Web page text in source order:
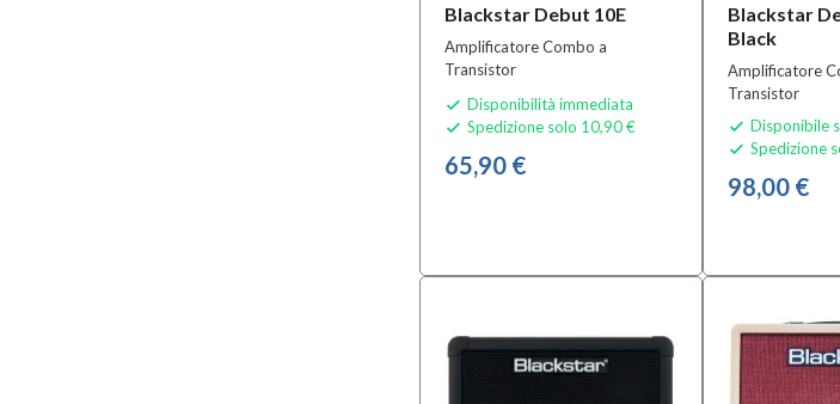
Blackstar Debut 10E
Amplificatore Combo a
Transistor
 Disponibilità immediata
 Spedizione solo 10,90 €
65,90 €
Blackstar
Black
Amplificatore
Transistor
 Disponibile
 Spedizione
98,00 €